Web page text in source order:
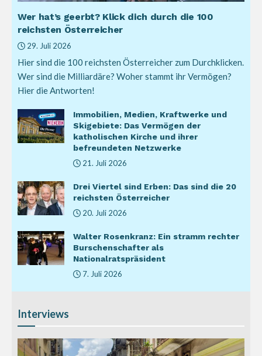
Wer hat’s geerbt? Klick dich durch die 100
reichsten Österreicher
29. Juli 2026
Hier sind die 100 reichsten Österreicher zum Durchklicken.
Wer sind die Milliardäre? Woher stammt ihr Vermögen?
Hier die Antworten!
Immobilien, Medien, Kraftwerke und
Skigebiete: Das Vermögen der
katholischen Kirche und ihrer
befreundeten Netzwerke
21. Juli 2026
Drei Viertel sind Erben: Das sind die 20
reichsten Österreicher
20. Juli 2026
Walter Rosenkranz: Ein stramm rechter
Burschenschafter als
Nationalratspräsident
7. Juli 2026
Interviews